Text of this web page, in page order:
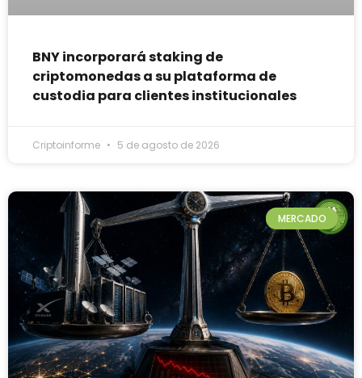
BNY incorporará staking de
criptomonedas a su plataforma de
custodia para clientes institucionales
Criptoinforme 5 de agosto de 2026
MERCADO